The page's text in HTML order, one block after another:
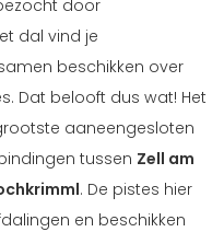
door
dal vind je
beschikken over
Dat belooft dus wat! Het
aaneengesloten
tussen Zell am
. De pistes hier
en beschikken